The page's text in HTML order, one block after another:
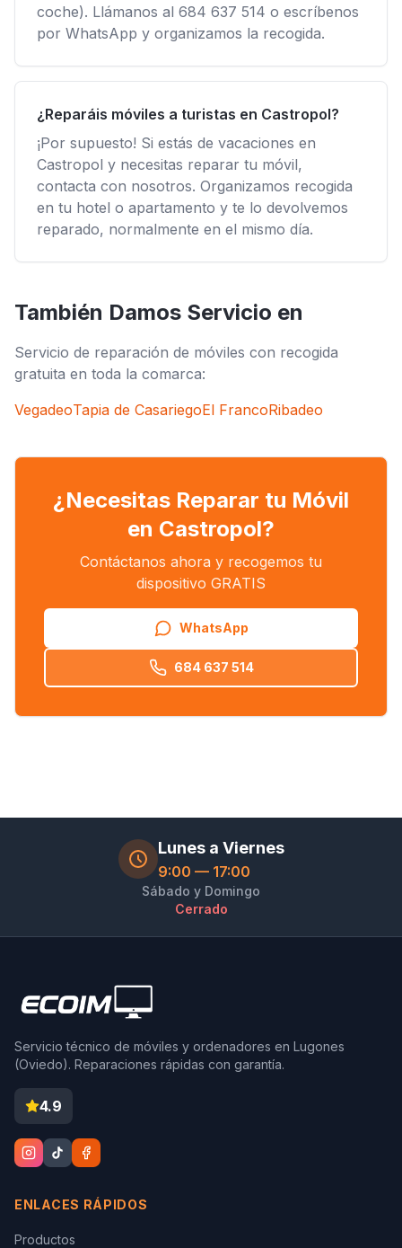
coche). Llámanos al 684 637 514 o escríbenos
por WhatsApp y organizamos la recogida.
¿Reparáis móviles a turistas en Castropol?
¡Por supuesto! Si estás de vacaciones en
Castropol y necesitas reparar tu móvil,
contacta con nosotros. Organizamos recogida
en tu hotel o apartamento y te lo devolvemos
reparado, normalmente en el mismo día.
También Damos Servicio en
Servicio de reparación de móviles con recogida
gratuita en toda la comarca:
VegadeoTapia de CasariegoEl FrancoRibadeo
¿Necesitas Reparar tu Móvil
en Castropol?
Contáctanos ahora y recogemos tu
dispositivo GRATIS
WhatsApp
684 637 514
Lunes a Viernes
9:00 — 17:00
Sábado y Domingo
Cerrado
Servicio técnico de móviles y ordenadores en Lugones
(Oviedo). Reparaciones rápidas con garantía.
4.9
ENLACES RÁPIDOS
Productos